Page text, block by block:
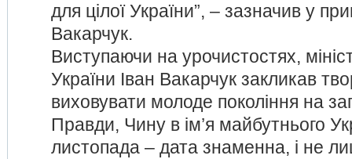
для цілої України”, – зазначив у
Вакарчук.
Виступаючи на урочистостях,
України Іван Вакарчук закликав
виховувати молоде покоління на
Правди, Чину в ім’я майбутнього
листопада – дата знаменна, і не